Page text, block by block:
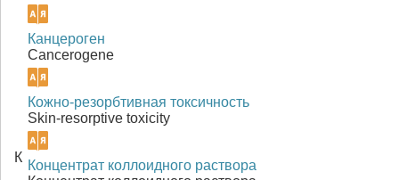
К
Канцероген
Сancerogene
Кожно-резорбтивная токсичность
Skin-resorptive toxicity
Концентрат коллоидного раствора